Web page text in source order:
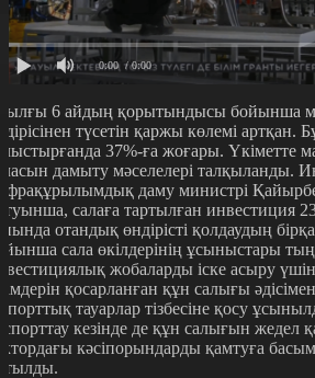
0:00 / 0:00
6 айдың қорытындысы бойынша
түсетін қаржы көлемі артқан.
37%-ға жоғары. Үкіметте
дамыту мәселелері талқыланды.
даму министрі
салаға тартылған инвестиция
отандық өндірісті қолдаудың
сала өкілдерінің ұсыныстары
жобаларды іске асыру
қосарланған құн салығы
тауарлар тізбесіне қосу
кезінде де құн салығын жедел
кәсіпорындарды қамтуға